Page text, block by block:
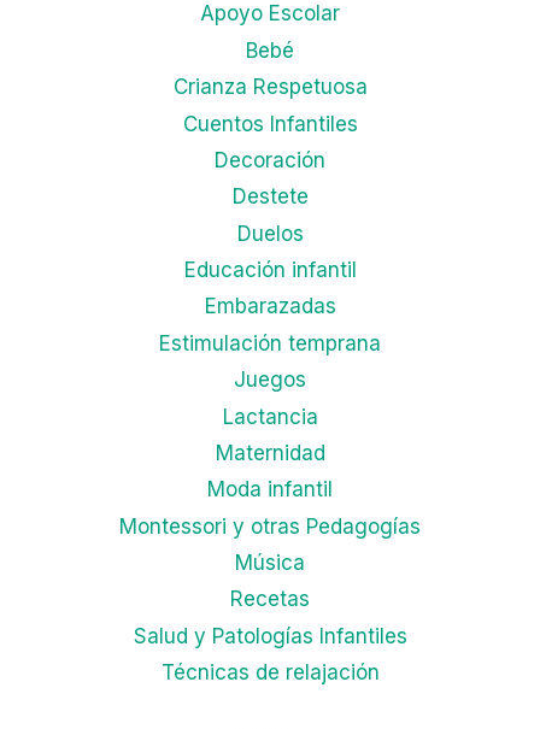
Apoyo Escolar
Bebé
Crianza Respetuosa
Cuentos Infantiles
Decoración
Destete
Duelos
Educación infantil
Embarazadas
Estimulación temprana
Juegos
Lactancia
Maternidad
Moda infantil
Montessori y otras Pedagogías
Música
Recetas
Salud y Patologías Infantiles
Técnicas de relajación